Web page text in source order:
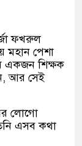
ফখরুল
মহান পেশা
একজন শিক্ষক
আর সেই
লোগো
এসব কথা